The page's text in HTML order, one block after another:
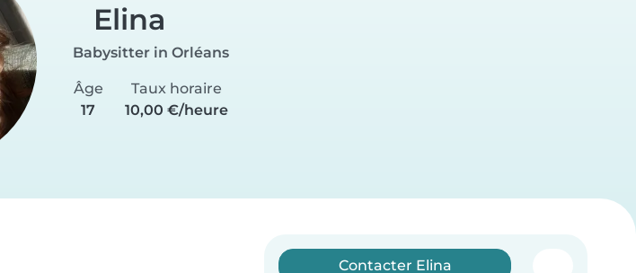
Elina
Babysitter in Orléans
Âge
17
Taux horaire
10,00 €/heure
Contacter Elina